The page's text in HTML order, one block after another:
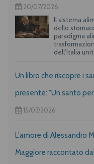
20/07/2026
Il sistema
dello
paradigma
dell’Italia
Un libro che riscopre i
presente: "Un santo
15/07/2026
L'amore di Alessandro
Maggiore raccontato